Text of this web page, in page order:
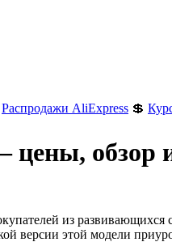
Распродажи AliExpress 💲
обзор
из
версии этой модели